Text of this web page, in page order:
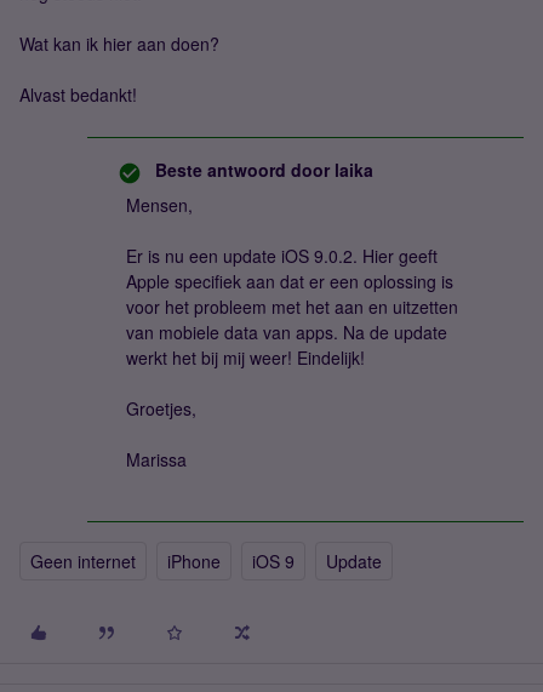
Wat kan ik hier aan doen?
Alvast bedankt!
Beste antwoord door laika
Mensen,
Er is nu een update iOS 9.0.2. Hier geeft
Apple specifiek aan dat er een oplossing is
voor het probleem met het aan en uitzetten
van mobiele data van apps. Na de update
werkt het bij mij weer! Eindelijk!
Groetjes,
Marissa
Geen internet iPhone iOS 9 Update